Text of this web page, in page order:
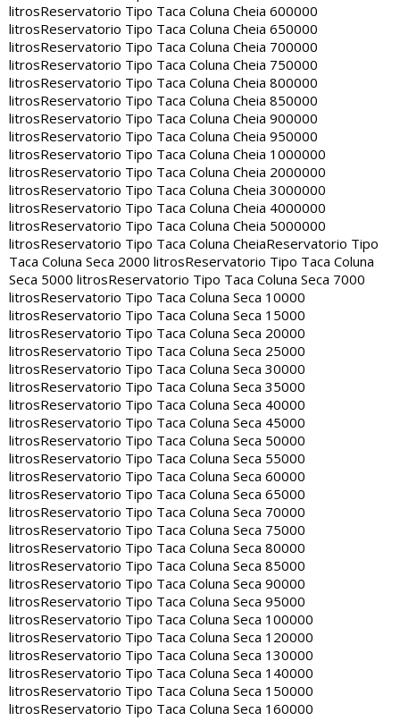
litrosReservatorio Tipo Taca Coluna Cheia 600000
litrosReservatorio Tipo Taca Coluna Cheia 650000
litrosReservatorio Tipo Taca Coluna Cheia 700000
litrosReservatorio Tipo Taca Coluna Cheia 750000
litrosReservatorio Tipo Taca Coluna Cheia 800000
litrosReservatorio Tipo Taca Coluna Cheia 850000
litrosReservatorio Tipo Taca Coluna Cheia 900000
litrosReservatorio Tipo Taca Coluna Cheia 950000
litrosReservatorio Tipo Taca Coluna Cheia 1000000
litrosReservatorio Tipo Taca Coluna Cheia 2000000
litrosReservatorio Tipo Taca Coluna Cheia 3000000
litrosReservatorio Tipo Taca Coluna Cheia 4000000
litrosReservatorio Tipo Taca Coluna Cheia 5000000
litrosReservatorio Tipo Taca Coluna CheiaReservatorio Tipo
Taca Coluna Seca 2000 litrosReservatorio Tipo Taca Coluna
Seca 5000 litrosReservatorio Tipo Taca Coluna Seca 7000
litrosReservatorio Tipo Taca Coluna Seca 10000
litrosReservatorio Tipo Taca Coluna Seca 15000
litrosReservatorio Tipo Taca Coluna Seca 20000
litrosReservatorio Tipo Taca Coluna Seca 25000
litrosReservatorio Tipo Taca Coluna Seca 30000
litrosReservatorio Tipo Taca Coluna Seca 35000
litrosReservatorio Tipo Taca Coluna Seca 40000
litrosReservatorio Tipo Taca Coluna Seca 45000
litrosReservatorio Tipo Taca Coluna Seca 50000
litrosReservatorio Tipo Taca Coluna Seca 55000
litrosReservatorio Tipo Taca Coluna Seca 60000
litrosReservatorio Tipo Taca Coluna Seca 65000
litrosReservatorio Tipo Taca Coluna Seca 70000
litrosReservatorio Tipo Taca Coluna Seca 75000
litrosReservatorio Tipo Taca Coluna Seca 80000
litrosReservatorio Tipo Taca Coluna Seca 85000
litrosReservatorio Tipo Taca Coluna Seca 90000
litrosReservatorio Tipo Taca Coluna Seca 95000
litrosReservatorio Tipo Taca Coluna Seca 100000
litrosReservatorio Tipo Taca Coluna Seca 120000
litrosReservatorio Tipo Taca Coluna Seca 130000
litrosReservatorio Tipo Taca Coluna Seca 140000
litrosReservatorio Tipo Taca Coluna Seca 150000
litrosReservatorio Tipo Taca Coluna Seca 160000